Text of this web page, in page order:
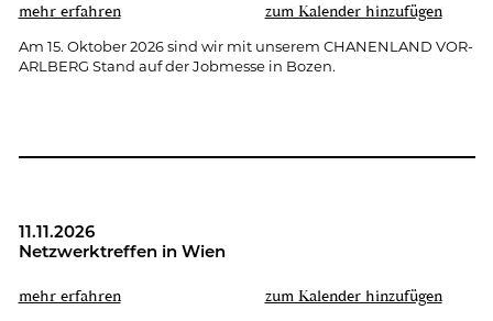
mehr er­fah­ren zum Ka­len­der hin­zu­fü­gen
Am 15. Ok­to­ber 2026 sind wir mit un­se­rem CHA­NEN­LAND VOR­
ARL­BERG Stand auf der Job­mes­se in Bozen.
11.11.2026
Netz­werk­tref­fen in Wien
mehr er­fah­ren zum Ka­len­der hin­zu­fü­gen